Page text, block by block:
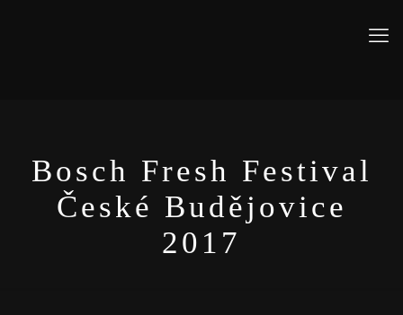
Bosch Fresh Festival
České Budějovice
2017